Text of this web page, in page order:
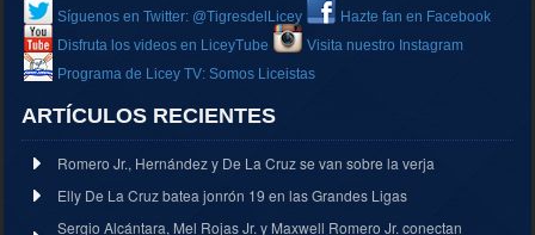
Síguenos en Twitter: @TigresdelLicey
Hazte fan en Facebook
Disfruta los videos en LiceyTube
Visita nuestro Instagram
Programa de Licey TV: Somos Liceistas
ARTÍCULOS RECIENTES
Romero Jr., Hernández y De La Cruz se van sobre la verja
Elly De La Cruz batea jonrón 19 en las Grandes Ligas
Sergio Alcántara, Mel Rojas Jr. y Maxwell Romero Jr. conectan